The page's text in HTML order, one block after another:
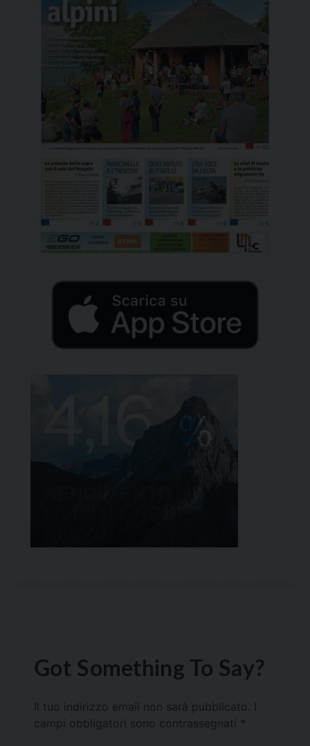
Got Something To Say?
Il tuo indirizzo email non sarà pubblicato.
campi obbligatori sono contrassegnati *